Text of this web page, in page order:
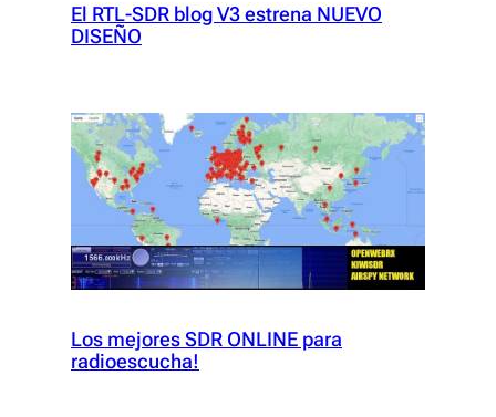
El RTL-SDR blog V3 estrena NUEVO
DISEÑO
Los mejores SDR ONLINE para
radioescucha!